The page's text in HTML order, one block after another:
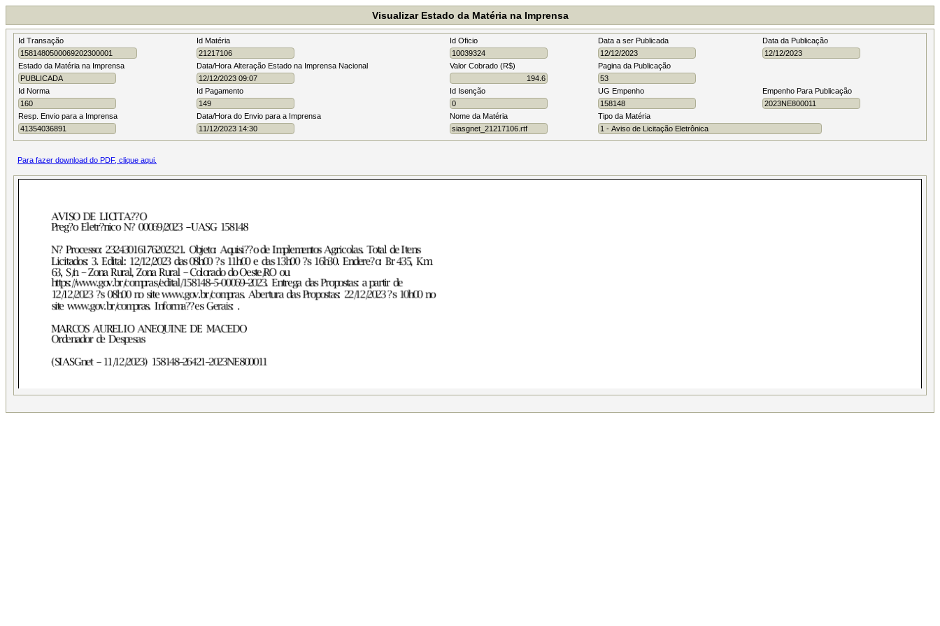
Visualizar Estado da Matéria na Imprensa
Id Transação Id Matéria Id Oficio Data a ser Publicada Data da Publicação
Estado da Matéria na Imprensa Data/Hora Alteração Estado na Imprensa Nacional Valor Cobrado (R$) Pagina da Publicação
Id Norma Id Pagamento Id Isenção UG Empenho Empenho Para Publicação
Resp. Envio para a Imprensa Data/Hora do Envio para a Imprensa Nome da Matéria Tipo da Matéria
Para fazer download do PDF, clique aqui.